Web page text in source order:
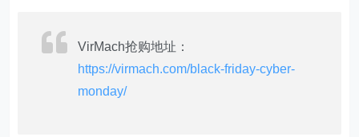
VirMach抢购地址：
https://virmach.com/black-friday-cyber-
monday/